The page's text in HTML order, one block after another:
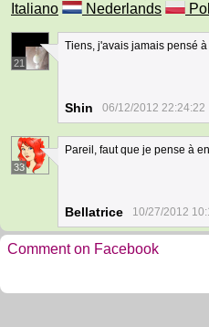
Italiano
Nederlands
21
Tiens, j'avais jamais pensé
Shin 06/12/2012 22:24:22
33
Pareil, faut que je pense à
Bellatrice 10/27/2012
Comment on Facebook